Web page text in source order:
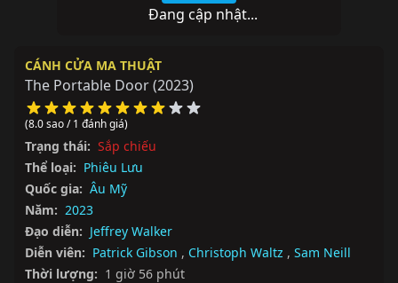
Đang cập nhật...
CÁNH CỬA MA THUẬT
The Portable Door(2023)
(8.0 sao / 1 đánh giá)
Trạng thái: Sắp chiếu
Thể loại: Phiêu Lưu
Quốc gia: Âu Mỹ
Năm: 2023
Đạo diễn: Jeffrey Walker
Diễn viên: Patrick Gibson , Christoph Waltz , Sam Neill
Thời lượng: 1 giờ 56 phút